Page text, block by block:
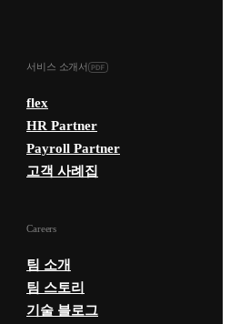
서비스 소개서
flex
HR Partner
Payroll Partner
고객 사례집
Careers
팀 소개
팀 스토리
기술 블로그